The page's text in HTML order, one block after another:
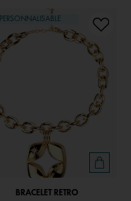
PERSONNALISABLE
BRACELET RETRO